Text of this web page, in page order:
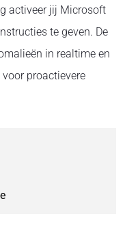
activeer jij Microsoft
te geven. De
in realtime en
proactievere